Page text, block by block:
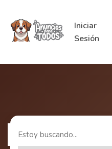
Iniciar
Sesión